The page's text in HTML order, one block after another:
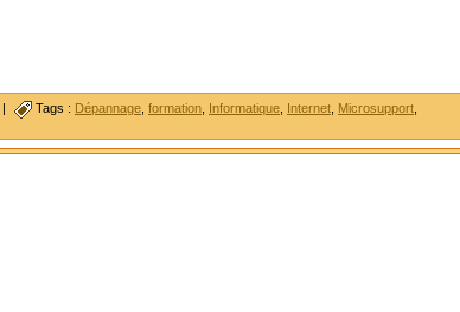
Tags : Dépannage formation Informatique Internet Microsupport